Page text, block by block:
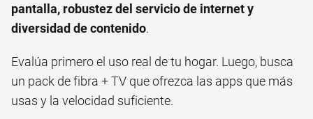
pantalla, robustez del servicio de internet y
diversidad de contenido.
Evalúa primero el uso real de tu hogar. Luego, busca
un pack de fibra + TV que ofrezca las apps que más
usas y la velocidad suficiente.